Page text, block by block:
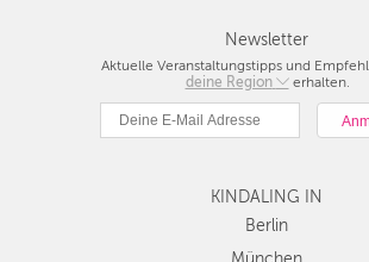
Newsletter
Aktuelle Veranstaltungstipps und
deine Region
Berlin
Hamburg
Köln
Düsseldorf
Stuttgart
erhalten.
KINDALING IN
Berlin